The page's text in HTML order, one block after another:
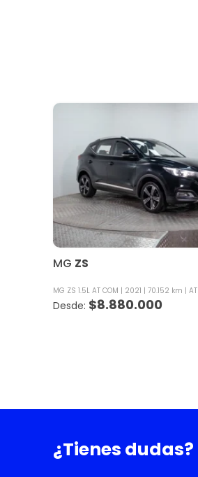
MG ZS
MG ZS 1.5L AT COM 2021 70.152 km AT
$8.880.000
¿Tienes dudas?